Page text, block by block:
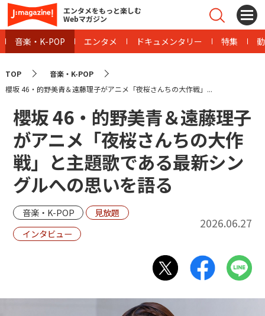
エンタメをもっと楽しむ
Webマガジン
音楽・K-POP エンタメ ドキュメンタリー 特集
TOP
音楽・K-POP
櫻坂 46・的野美青＆遠藤理子がアニメ「夜桜さんちの大作戦」...
櫻坂 46・的野美青＆遠藤理子
がアニメ「夜桜さんちの大作
戦」と主題歌である最新シン
グルへの思いを語る
音楽・K-POP
見放題
インタビュー
2026.06.27